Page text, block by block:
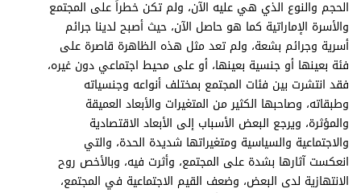
الحجم والنوع الذي هي عليه الآن، ولم تكن خطراً على المجتمع
والأسرة الإماراتية كما هو حاصل الآن، حيث أصبح لدينا جرائم
أسرية وجرائم بشعة، ولم تعد مثل هذه الظاهرة قاصرة على
فئة بعينها أو جنسية بعينها، أو على محيط اجتماعي دون غيره،
فقد انتشرت بين فئات المجتمع بمختلف أنواعه وجنسياته
وطبقاته، وصاحبها الكثير من المتغيرات والأبعاد العميقة
والمؤثرة، ويرجع البعض الأسباب إلى الأبعاد الاقتصادية
والاجتماعية والسياسية ومتغيراتها شديدة الحدة، والتي
انعكست آثارها بشدة على المجتمع، وأثرت فيه، وبالأخص روح
الانتهازية لدى البعض، وضعف القيم الاجتماعية في المجتمع،